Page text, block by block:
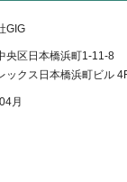
GIG
央区日本橋浜町1-11-8
ックス日本橋浜町ビル
月